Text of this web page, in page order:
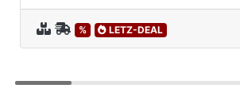
% LETZ-DEAL